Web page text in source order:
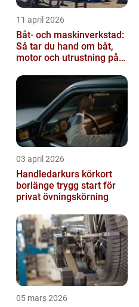
11 april 2026
Båt- och maskinverkstad:
Så tar du hand om båt,
motor och utrustning på
03 april 2026
Handledarkurs körkort
borlänge trygg start för
privat övningskörning
05 mars 2026